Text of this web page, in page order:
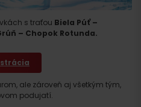
s traťou Biela Púť –
– Chopok Rotunda.
ale zároveň aj všetkým tým,
podujatí.